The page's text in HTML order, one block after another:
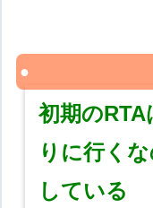
初期の
りに行く
している